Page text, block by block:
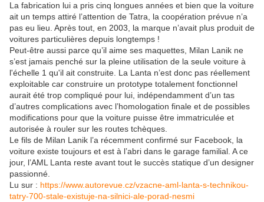
La fabrication lui a pris cinq longues années et bien que la voiture
ait un temps attiré l’attention de Tatra, la coopération prévue n’a
pas eu lieu. Après tout, en 2003, la marque n’avait plus produit de
voitures particulières depuis longtemps !
Peut-être aussi parce qu’il aime ses maquettes, Milan Lanik ne
s’est jamais penché sur la pleine utilisation de la seule voiture à
l'échelle 1 qu'il ait construite. La Lanta n’est donc pas réellement
exploitable car construire un prototype totalement fonctionnel
aurait été trop compliqué pour lui, indépendamment d’un tas
d’autres complications avec l’homologation finale et de possibles
modifications pour que la voiture puisse être immatriculée et
autorisée à rouler sur les routes tchèques.
Le fils de Milan Lanik l’a récemment confirmé sur Facebook, la
voiture existe toujours et est à l’abri dans le garage familial. A ce
jour, l’AML Lanta reste avant tout le succès statique d’un designer
passionné.
Lu sur : https://www.autorevue.cz/vzacne-aml-lanta-s-technikou-
tatry-700-stale-existuje-na-silnici-ale-porad-nesmi